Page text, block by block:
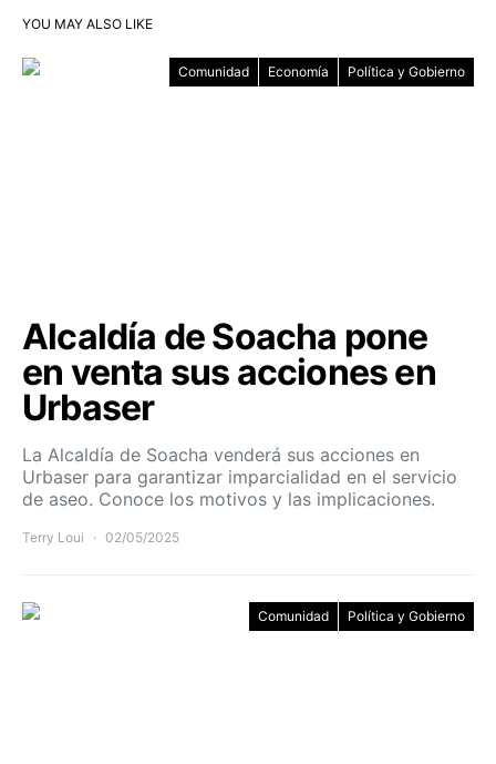
YOU MAY ALSO LIKE
Comunidad Economía Política y Gobierno
Alcaldía de Soacha pone
en venta sus acciones en
Urbaser
La Alcaldía de Soacha venderá sus acciones en
Urbaser para garantizar imparcialidad en el servicio
de aseo. Conoce los motivos y las implicaciones.
Terry Loui 02/05/2025
Comunidad Política y Gobierno